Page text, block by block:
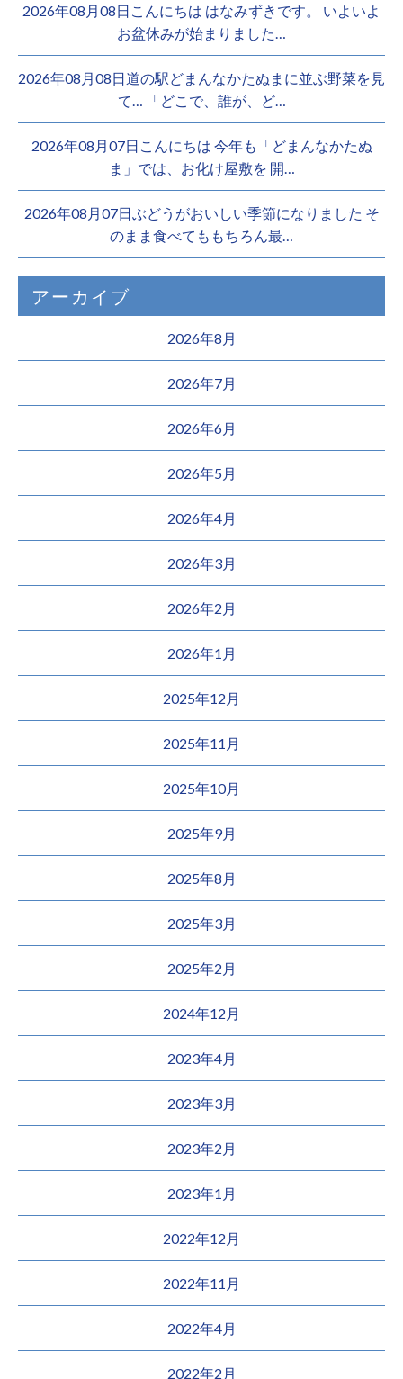
2026年08月08日こんにちは はなみずきです。 いよいよ
お盆休みが始まりました…
2026年08月08日道の駅どまんなかたぬまに並ぶ野菜を見
て… 「どこで、誰が、ど…
2026年08月07日こんにちは 今年も「どまんなかたぬ
ま」では、お化け屋敷を 開…
2026年08月07日ぶどうがおいしい季節になりました そ
のまま食べてももちろん最…
アーカイブ
2026年8月
2026年7月
2026年6月
2026年5月
2026年4月
2026年3月
2026年2月
2026年1月
2025年12月
2025年11月
2025年10月
2025年9月
2025年8月
2025年3月
2025年2月
2024年12月
2023年4月
2023年3月
2023年2月
2023年1月
2022年12月
2022年11月
2022年4月
2022年2月